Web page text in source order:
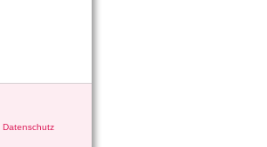
Datenschutz